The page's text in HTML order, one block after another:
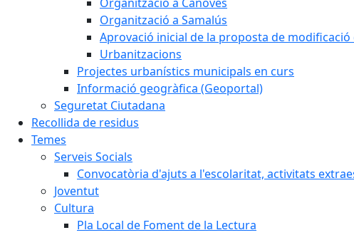
Organització a Samalús
Aprovació inicial de la proposta de modificació
Urbanitzacions
Projectes urbanístics municipals en curs
Informació geogràfica (Geoportal)
Seguretat Ciutadana
Recollida de residus
Temes
Serveis Socials
Convocatòria d'ajuts a l'escolaritat, activitats
Joventut
Cultura
Pla Local de Foment de la Lectura